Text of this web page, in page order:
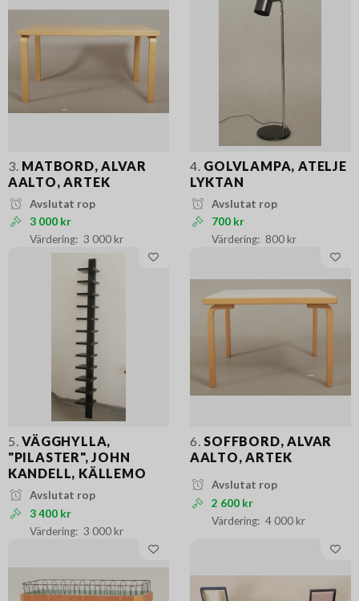
3. MATBORD, ALVAR
AALTO, ARTEK
Avslutat rop
3 000 kr
3 000 kr
4. GOLVLAMPA, ATELJE
LYKTAN
Avslutat rop
700 kr
800 kr
5. VÄGGHYLLA,
"PILASTER", JOHN
KANDELL, KÄLLEMO
Avslutat rop
3 400 kr
3 000 kr
6. SOFFBORD, ALVAR
AALTO, ARTEK
Avslutat rop
2 600 kr
4 000 kr